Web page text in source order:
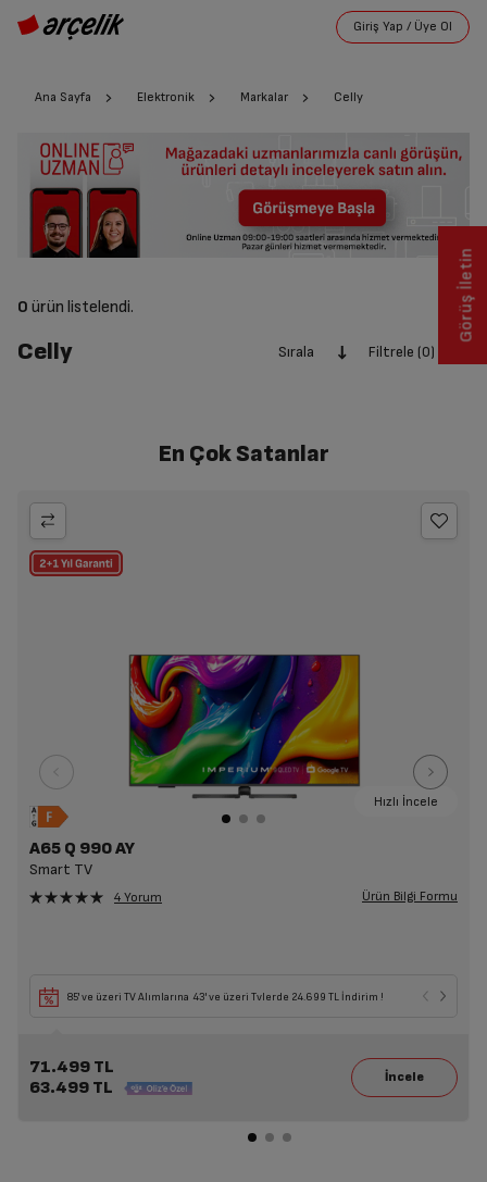
Ana Sayfa Elektronik Markalar Celly
0 ürün listelendi.
Celly Sırala Filtrele (0)
En Çok Satanlar
Hızlı İncele
A65 Q 990 AY
Smart TV
4 Yorum Ürün Bilgi Formu
85' ve üzeri TV Alımlarına 43' ve üzeri Tvlerde 24.699 TL İndirim !
71.499 TL
63.499 TL
Görüş İletin